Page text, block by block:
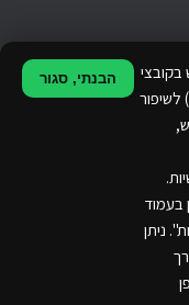
לשיפור
בעמוד
ניתן
הבנתי, סגור
© 2024 Ethos